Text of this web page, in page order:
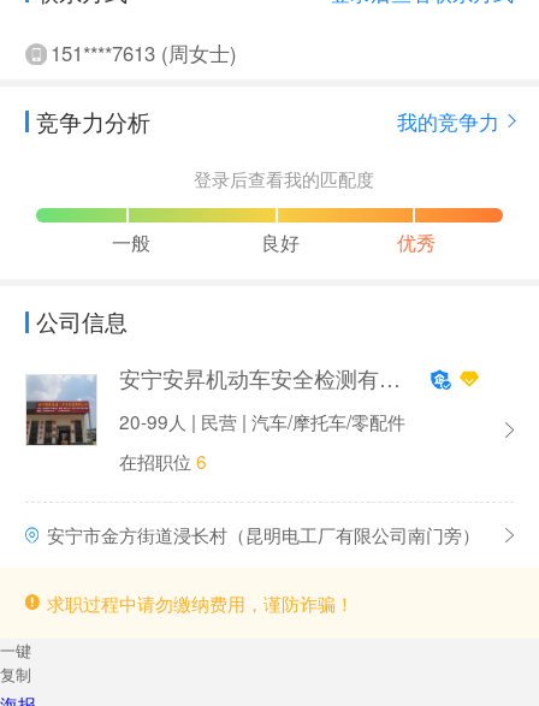
151****7613 (周女士)
竞争力分析 我的竞争力
登录后查看我的匹配度
一般 良好 优秀
公司信息
安宁安昇机动车安全检测有限公司
20-99人 | 民营 | 汽车/摩托车/零配件
在招职位 6
安宁市金方街道浸长村（昆明电工厂有限公司南门旁）
求职过程中请勿缴纳费用，谨防诈骗！
一键
复制